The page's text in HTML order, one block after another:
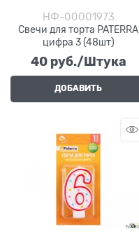
НФ-00001973
Свечи для торта PATERRA
цифра 3 (48шт)
40 руб./Штука
ДОБАВИТЬ